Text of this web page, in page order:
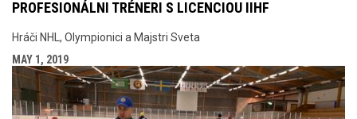
PROFESIONÁLNI TRÉNERI S LICENCIOU IIHF
Hráči NHL, Olympionici a Majstri Sveta
MAY 1, 2019